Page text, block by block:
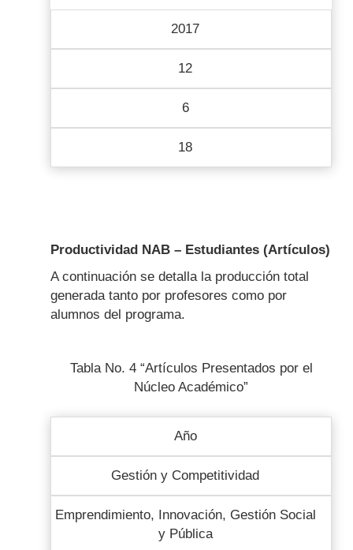
2017
12
6
18
Productividad NAB – Estudiantes (Artículos)
A continuación se detalla la producción total
generada tanto por profesores como por
alumnos del programa.
Tabla No. 4 “Artículos Presentados por el
Núcleo Académico”
Año
Gestión y Competitividad
Emprendimiento, Innovación, Gestión Social
y Pública